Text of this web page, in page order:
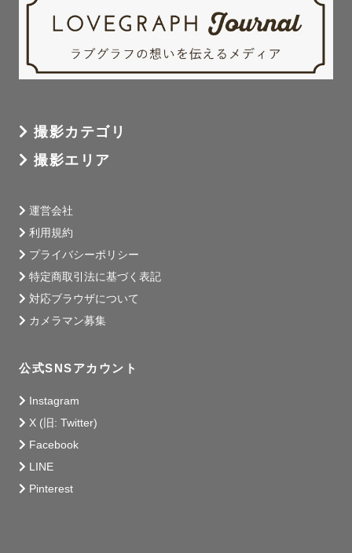
撮影カテゴリ
撮影エリア
運営会社
利用規約
プライバシーポリシー
特定商取引法に基づく表記
対応ブラウザについて
カメラマン募集
公式SNSアカウント
Instagram
X (旧: Twitter)
Facebook
LINE
Pinterest